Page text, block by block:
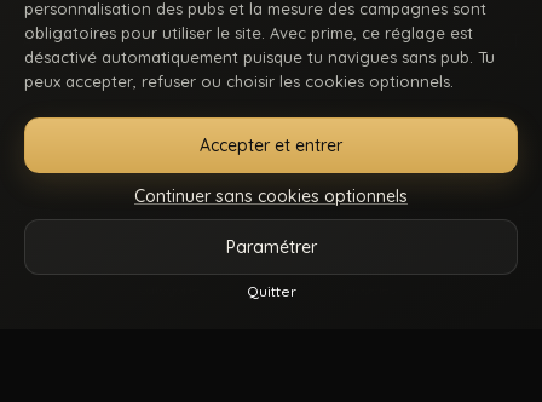
personnalisation des pubs et la mesure des campagnes sont
obligatoires pour utiliser le site. Avec prime, ce réglage est
désactivé automatiquement puisque tu navigues sans pub. Tu
peux accepter, refuser ou choisir les cookies optionnels.
Accepter et entrer
Continuer sans cookies optionnels
Paramétrer
Quitter
ACCUEIL INSCRIPTION SE CONNECTER SUPPORT / CONTACT
CONDITIONS D’UTILISATION
DMCA 18 U.S.C. 2257
GÉRER MES COOKIES
La première communauté en ligne dédiée au porno gay beur et métissé : des
keums du bled, des rebeus bien montés, des lascars actifs, des passifs
affamés, et du sexe hard comme tu kiffes. Pose-toi, mate, et régale-toi. Balance-
- Tous droits sont réservés.
Reels